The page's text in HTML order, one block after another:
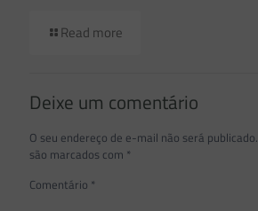
Read more
Deixe um comentário
O seu endereço de e-mail não será publicado.
são marcados com *
Comentário *